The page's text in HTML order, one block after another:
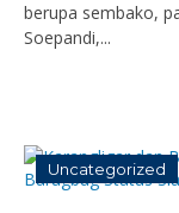
berupa sembako,
Soepandi,...
Uncategorized